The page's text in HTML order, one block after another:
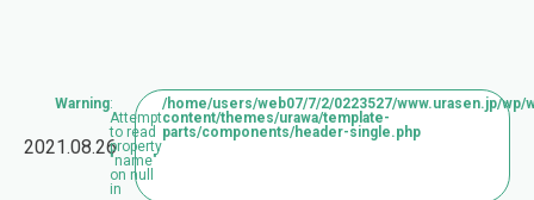
2021.08.26
Warning:
Attempt
to read
property
"name"
on null
in
/home/users/web07/7/2/0223527/www.urasen.jp/wp/
content/themes/urawa/template-
parts/components/header-single.php